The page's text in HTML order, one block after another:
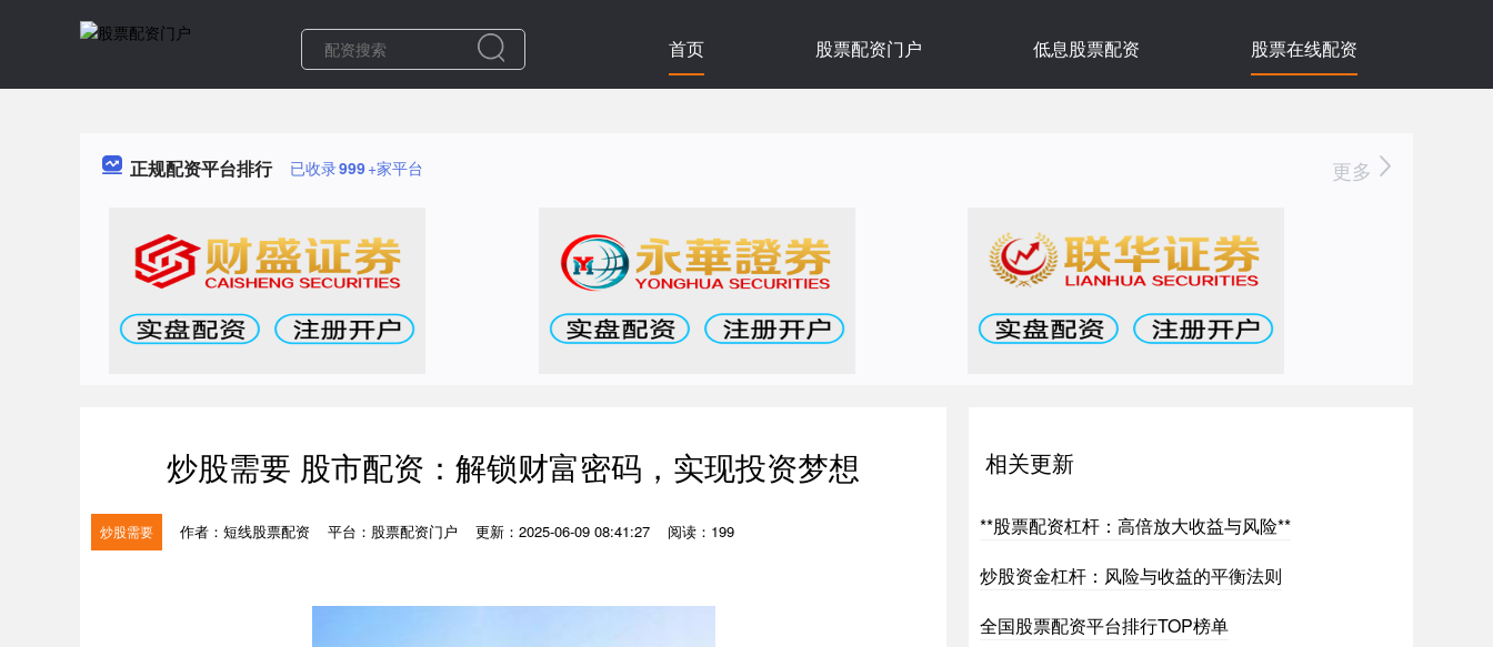
首页 股票配资门户 低息股票配资 股票在线配资
正规配资平台排行 已收录999+家平台 更多
炒股需要 股市配资：解锁财富密码，实现投资梦想
炒股需要 作者：短线股票配资 平台：股票配资门户 更新：2025-06-09 08:41:27 阅读：199
相关更新
**股票配资杠杆：高倍放大收益与风险**
炒股资金杠杆：风险与收益的平衡法则
全国股票配资平台排行TOP榜单